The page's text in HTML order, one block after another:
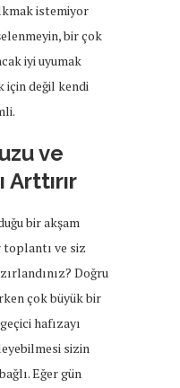
istemiyor
bir çok
iyi uyumak
için değil kendi
ve
Arttırır
bir akşam
toplantı ve siz
Doğru
çok büyük bir
hafızayı
sizin
Eğer gün